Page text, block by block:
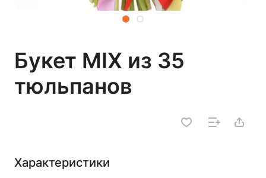
Букет MIX из 35
тюльпанов
Характеристики